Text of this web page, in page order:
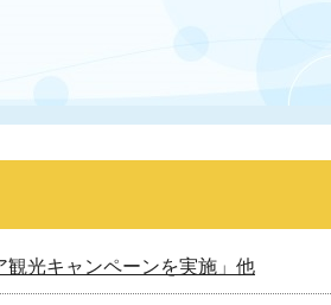
光キャンペーンを実施」他